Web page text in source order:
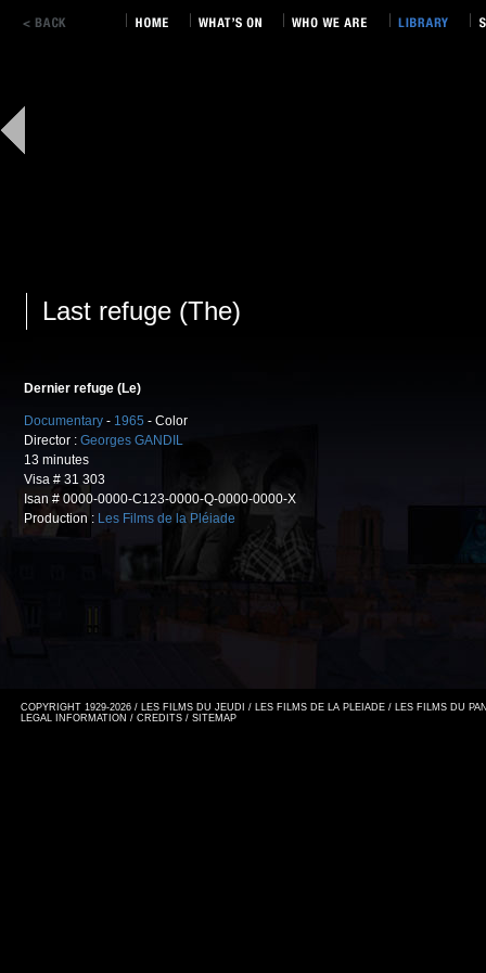
Last refuge (The)
Dernier refuge (Le)
Documentary - 1965 - Color
Director : Georges GANDIL
13 minutes
Visa # 31 303
Isan # 0000-0000-C123-0000-Q-0000-0000-X
Production : Les Films de la Pléiade
COPYRIGHT 1929-2026 / LES FILMS DU JEUDI / LES FILMS DE LA PLEIADE / LES FILMS DU
LEGAL INFORMATION / CREDITS / SITEMAP